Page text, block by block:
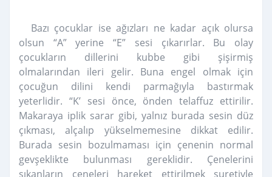
Bazı çocuklar ise ağızları ne kadar açık olursa
olsun “A” yerine “E” sesi çıkarırlar. Bu olay
çocukların dillerini kubbe gibi şişirmiş
olmalarından ileri gelir. Buna engel olmak için
çocuğun dilini kendi parmağıyla bastırmak
yeterlidir. “K’ sesi önce, önden telaffuz ettirilir.
Makaraya iplik sarar gibi, yalnız burada sesin düz
çıkması, alçalıp yükselmemesine dikkat edilir.
Burada sesin bozulmaması için çenenin normal
gevşeklikte bulunması gereklidir. Çenelerini
sıkanların çeneleri hareket ettirilmek suretiyle